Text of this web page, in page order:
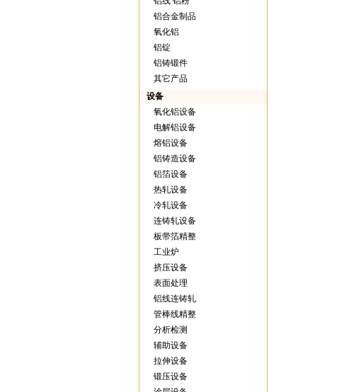
铝合金制品
氧化铝
铝锭
铝铸锻件
其它产品
设备
氧化铝设备
电解铝设备
熔铝设备
铝铸造设备
铝箔设备
热轧设备
冷轧设备
连铸轧设备
板带箔精整
工业炉
挤压设备
表面处理
铝线连铸轧
管棒线精整
分析检测
辅助设备
拉伸设备
锻压设备